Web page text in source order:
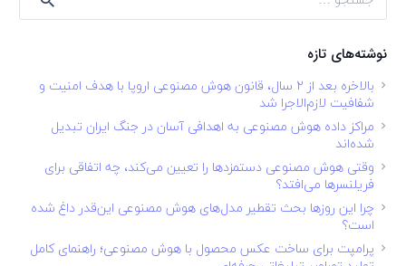
برای:
نوشته‌های تازه
بالاخره بعد از ۲ سال، قانون هوش مصنوعی اروپا با هدف امنیت و
شفافیت لازم‌الاجرا شد
مراکز داده هوش مصنوعی به اهدافی آسان در جنگ ایران تبدیل
شده‌اند
وقتی هوش مصنوعی دستمزدها را تعیین می‌کند، چه اتفاقی برای
فریلنسرها می‌افتد؟
چرا این روزها بحث تقطیر مدل‌های هوش مصنوعی این‌قدر داغ شده
است؟
پرامپت برای ساخت عکس محصول با هوش مصنوعی؛ راهنمای کامل